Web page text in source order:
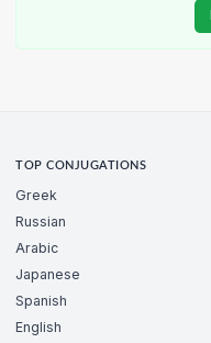
TOP CONJUGATIONS
Greek
Russian
Arabic
Japanese
Spanish
English